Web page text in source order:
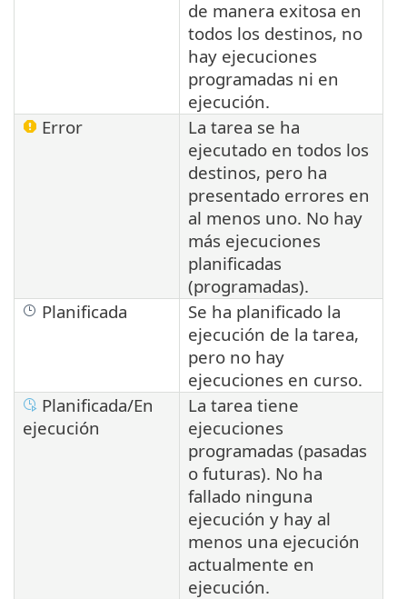
de manera exitosa en
todos los destinos, no
hay ejecuciones
programadas ni en
ejecución.
Error
La tarea se ha
ejecutado en todos los
destinos, pero ha
presentado errores en
al menos uno. No hay
más ejecuciones
planificadas
(programadas).
Planificada
Se ha planificado la
ejecución de la tarea,
pero no hay
ejecuciones en curso.
Planificada/En
ejecución
La tarea tiene
ejecuciones
programadas (pasadas
o futuras). No ha
fallado ninguna
ejecución y hay al
menos una ejecución
actualmente en
ejecución.